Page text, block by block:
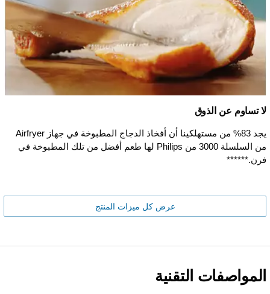
لا تساوم عن الذوق
يجد 83% من مستهلكينا أن أفخاذ الدجاج المطبوخة في جهاز Airfryer
من السلسلة 3000 من Philips لها طعم أفضل من تلك المطبوخة في
فرن.******
عرض كل ميزات المنتج
المواصفات التقنية